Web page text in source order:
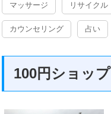
マッサージ リサイクル
カウンセリング 占い
100円ショップ